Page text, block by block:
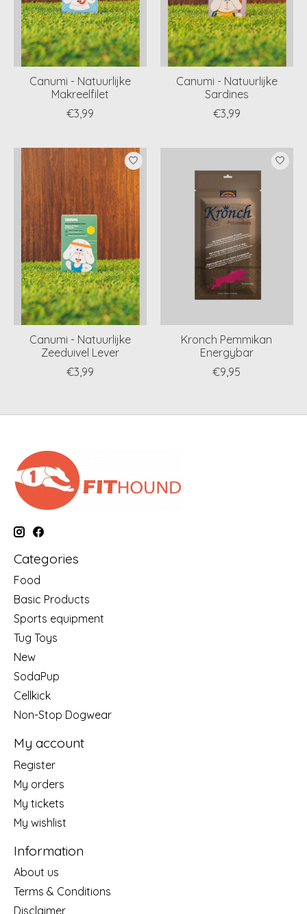
Canumi - Natuurlijke
Makreelfilet
€3,99
Canumi - Natuurlijke
Sardines
€3,99
Canumi - Natuurlijke
Zeeduivel Lever
€3,99
Kronch Pemmikan
Energybar
€9,95
Categories
Food
Basic Products
Sports equipment
Tug Toys
New
SodaPup
Cellkick
Non-Stop Dogwear
My account
Register
My orders
My tickets
My wishlist
Information
About us
Terms & Conditions
Disclaimer